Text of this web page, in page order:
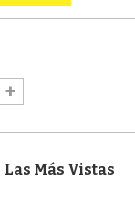
Las Más Vistas